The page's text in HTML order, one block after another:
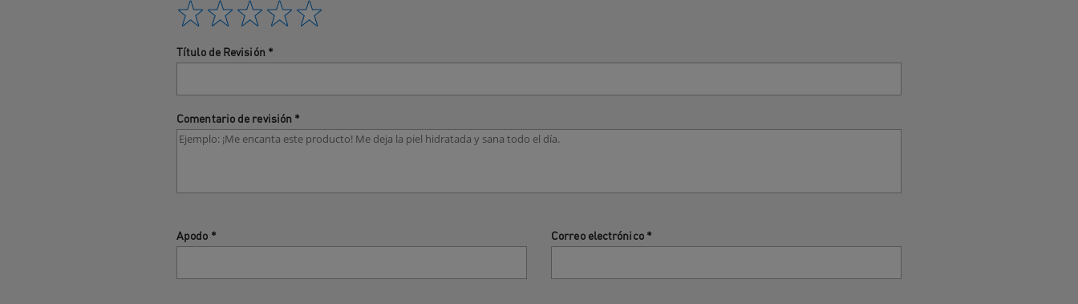
Título de Revisión *
Comentario de revisión *
Apodo * Correo electrónico *